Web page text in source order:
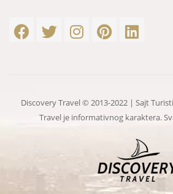
Discovery Travel © 2013-2022 | Sajt
Travel je informativnog karaktera.